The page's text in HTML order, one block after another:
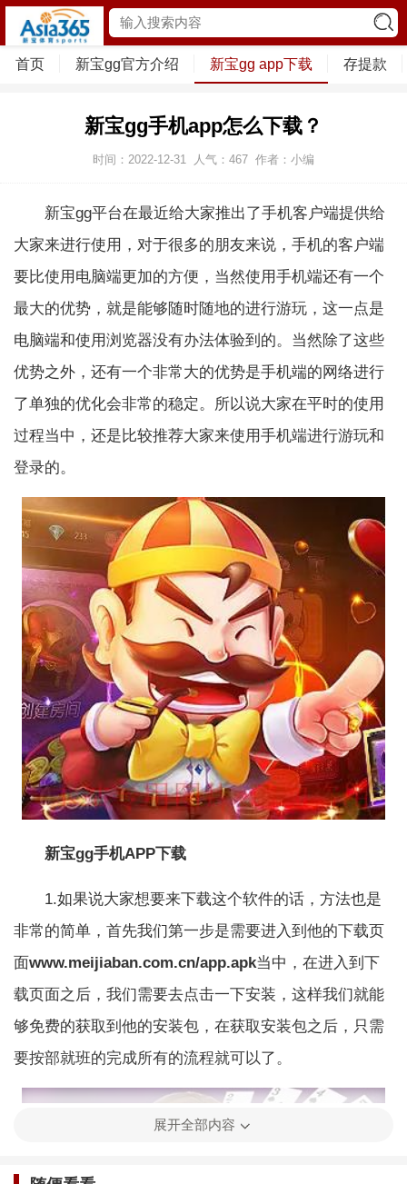
首页 新宝gg官方介绍 新宝gg app下载 存提款
新宝gg手机app怎么下载？
时间：2022-12-31 人气： 467 作者：小编
新宝gg平台在最近给大家推出了手机客户端提供给
大家来进行使用，对于很多的朋友来说，手机的客户端
要比使用电脑端更加的方便，当然使用手机端还有一个
最大的优势，就是能够随时随地的进行游玩，这一点是
电脑端和使用浏览器没有办法体验到的。当然除了这些
优势之外，还有一个非常大的优势是手机端的网络进行
了单独的优化会非常的稳定。所以说大家在平时的使用
过程当中，还是比较推荐大家来使用手机端进行游玩和
登录的。
新宝gg手机APP下载
1.如果说大家想要来下载这个软件的话，方法也是
非常的简单，首先我们第一步是需要进入到他的下载页
面www.meijiaban.com.cn/app.apk当中，在进入到下
载页面之后，我们需要去点击一下安装，这样我们就能
够免费的获取到他的安装包，在获取安装包之后，只需
要按部就班的完成所有的流程就可以了。
展开全部内容